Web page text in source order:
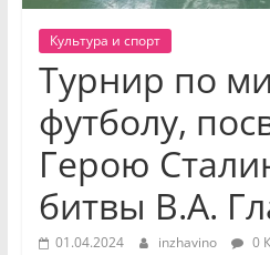
Культура и спорт
Турнир по
футболу,
Герою
битвы В.А.
01.04.2024 inzhavino 0